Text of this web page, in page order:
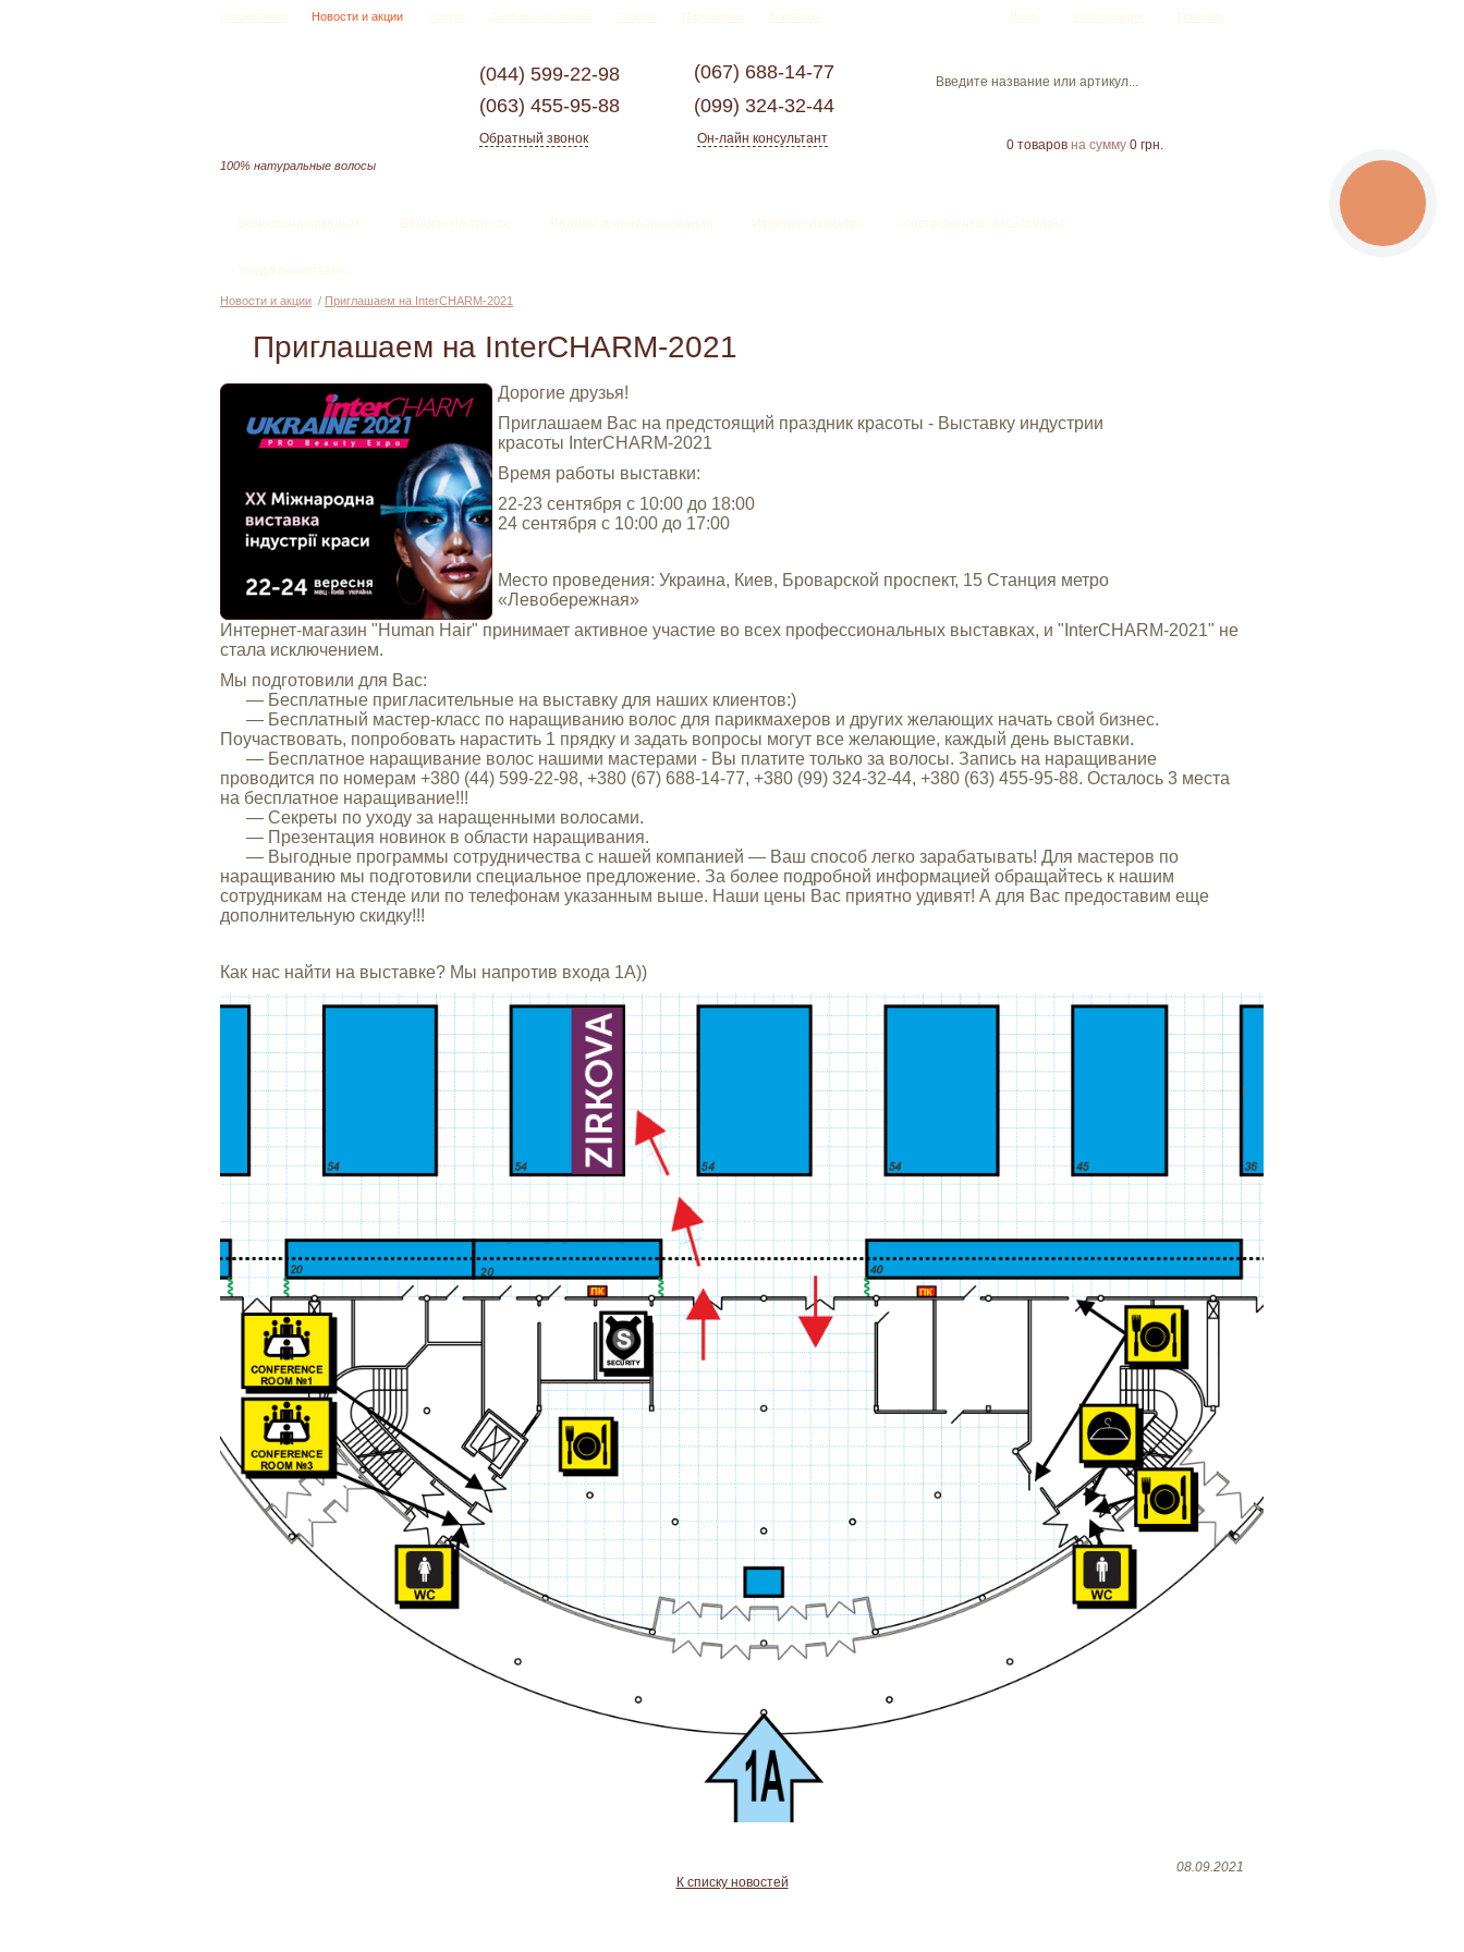
О компании Новости и акции Услуги Доставка и оплата Статьи Партнерам Контакты Вход Регистрация Помощь
100% натуральные волосы
(044) 599-22-98 (067) 688-14-77
(063) 455-95-88 (099) 324-32-44
Обратный звонок Он-лайн консультант 0 товаров на сумму 0 грн.
Волосы на заколках Волосы на трессе Волосы для наращивания Изделия из волос Инструменты, аксессуары
Уход за волосами
Новости и акции / Приглашаем на InterCHARM-2021
Приглашаем на InterCHARM-2021
Дорогие друзья!
Приглашаем Вас на предстоящий праздник красоты - Выставку индустрии
красоты InterCHARM-2021
Время работы выставки:
22-23 сентября с 10:00 до 18:00
24 сентября с 10:00 до 17:00
Место проведения: Украина, Киев, Броварской проспект, 15 Станция метро
«Левобережная»
Интернет-магазин "Human Hair" принимает активное участие во всех профессиональных выставках, и "InterCHARM-2021" не
стала исключением.
Мы подготовили для Вас:
― Бесплатные пригласительные на выставку для наших клиентов:)
― Бесплатный мастер-класс по наращиванию волос для парикмахеров и других желающих начать свой бизнес.
Поучаствовать, попробовать нарастить 1 прядку и задать вопросы могут все желающие, каждый день выставки.
― Бесплатное наращивание волос нашими мастерами - Вы платите только за волосы. Запись на наращивание
проводится по номерам +380 (44) 599-22-98, +380 (67) 688-14-77, +380 (99) 324-32-44, +380 (63) 455-95-88. Осталось 3 места
на бесплатное наращивание!!!
― Секреты по уходу за наращенными волосами.
― Презентация новинок в области наращивания.
― Выгодные программы сотрудничества с нашей компанией ― Ваш способ легко зарабатывать! Для мастеров по
наращиванию мы подготовили специальное предложение. За более подробной информацией обращайтесь к нашим
сотрудникам на стенде или по телефонам указанным выше. Наши цены Вас приятно удивят! А для Вас предоставим еще
дополнительную скидку!!!
Как нас найти на выставке? Мы напротив входа 1А))
08.09.2021
К списку новостей